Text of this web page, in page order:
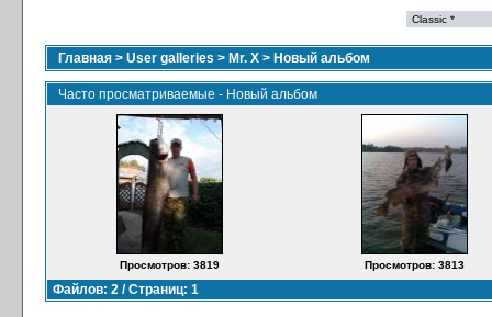
Главная > User galleries > Mr. X > Новый альбом
Часто просматриваемые - Новый альбом
Просмотров: 3819 Просмотров: 3813
Файлов: 2 / Страниц: 1